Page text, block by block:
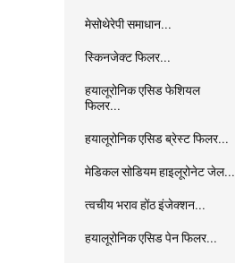
मेसोथेरेपी समाधान...
स्किनजेक्ट फिलर...
हयालूरोनिक एसिड फेशियल
फिलर...
हयालूरोनिक एसिड ब्रेस्ट फिलर...
मेडिकल सोडियम हाइलूरोनेट जेल...
त्वचीय भराव होंठ इंजेक्शन...
हयालूरोनिक एसिड पेन फिलर...